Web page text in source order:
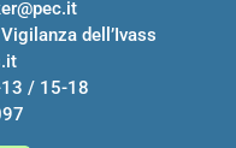
dell’Ivass
/ 15-18